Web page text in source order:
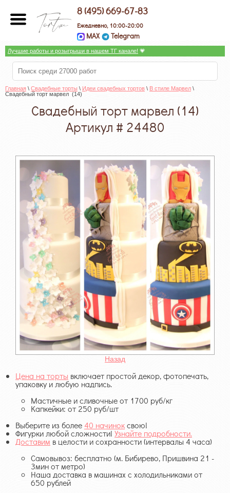
8 (495) 669-67-83
Ежедневно, 10:00-20:00
MAX Telegram
Лучшие работы и розыгрыши в нашем ТГ канале! 💗
Главная \ Свадебные торты \ Идеи свадебных тортов \ В стиле Марвел \
Свадебный торт марвел  (14)
Свадебный торт марвел (14)
Артикул # 24480
Назад
Цена на торты включает простой декор, фотопечать,
упаковку и любую надпись.
Мастичные и сливочные от 1700 руб/кг
Капкейки: от 250 руб/шт
Выберите из более 40 начиноксвою!
Фигурки любой сложности! Узнайте подробности.
Доставим в целости и сохранности (интервалы 4 часа)
Самовывоз: бесплатно (м. Бибирево, Пришвина 21 -
3мин от метро)
Наша доставка в машинах с холодильниками от
650 рублей